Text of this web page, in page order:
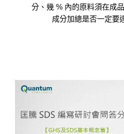
分、幾 % 內的原料須在成
成分加總是否一定要